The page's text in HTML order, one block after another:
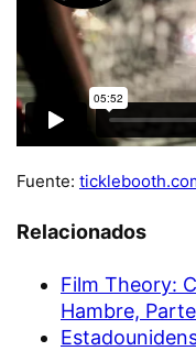
Fuente:
Relacionados
Film Theory:
Hambre,